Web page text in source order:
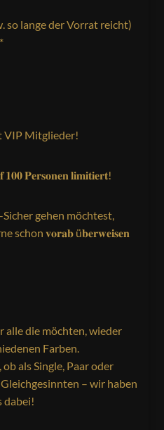
so lange der Vorrat reicht)
VIP Mitglieder!
𝐏𝐞𝐫𝐬𝐨𝐧𝐞𝐧 𝐥𝐢𝐦𝐢𝐭𝐢𝐞𝐫𝐭!
gehen möchtest,
schon 𝐯𝐨𝐫𝐚𝐛 ü𝐛𝐞𝐫𝐰𝐞𝐢𝐬𝐞𝐧
alle die möchten, wieder
Farben.
als Single, Paar oder
– wir haben
dabei!